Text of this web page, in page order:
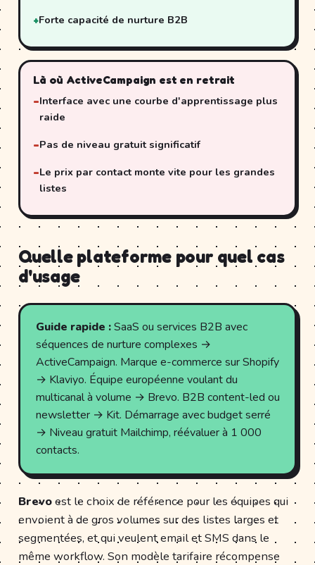
Forte capacité de nurture B2B
Là où ActiveCampaign est en retrait
Interface avec une courbe d'apprentissage plus
raide
Pas de niveau gratuit significatif
Le prix par contact monte vite pour les grandes
listes
Quelle plateforme pour quel cas
d'usage
Guide rapide :SaaS ou services B2B avec
séquences de nurture complexes →
ActiveCampaign. Marque e-commerce sur Shopify
→ Klaviyo. Équipe européenne voulant du
multicanal à volume → Brevo. B2B content-led ou
newsletter → Kit. Démarrage avec budget serré
→ Niveau gratuit Mailchimp, réévaluer à 1 000
contacts.
Brevoest le choix de référence pour les équipes qui
envoient à de gros volumes sur des listes larges et
segmentées, et qui veulent email et SMS dans le
même workflow. Son modèle tarifaire récompense